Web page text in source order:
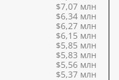
$7,07 млн
$6,34 млн
$6,27 млн
$6,15 млн
$5,85 млн
$5,83 млн
$5,56 млн
$5,37 млн